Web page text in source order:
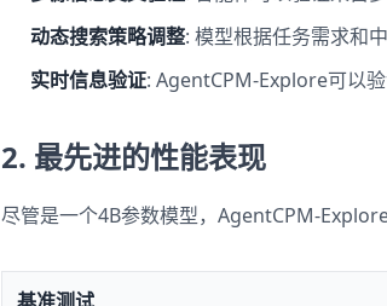
动态搜索策略调整: 模型根据任务需求和
实时信息验证: AgentCPM-Explore可以
2. 最先进的性能表现
尽管是一个4B参数模型，AgentCPM-